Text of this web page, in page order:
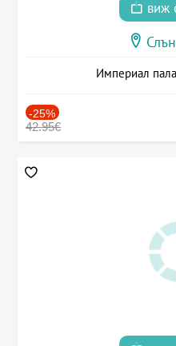
виж
Империал
-25%
42.95€